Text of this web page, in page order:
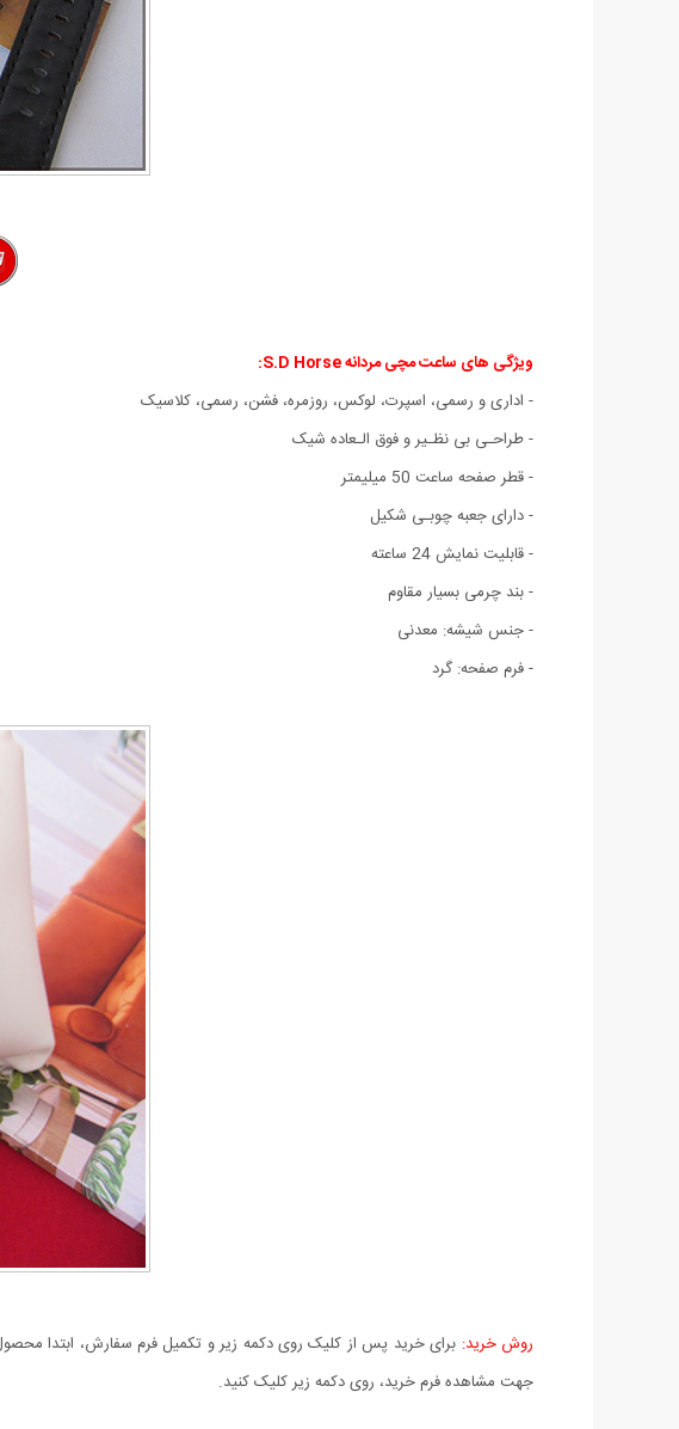
ویژگی های ساعت مچی مردانه S.D Horse:
- اداری و رسمی، اسپرت، لوکس، روزمره، فشن، رسمی، کلاسیک
- طراحـی بی نظـیر و فوق الـعاده شیک
- قطر صفحه ساعت 50 میلیمتر
- دارای جعبه چوبـی شکیل
- قابلیت نمایش 24 ساعته
- بند چرمی بسیار مقاوم
- جنس شیشه: معدنی
- فرم صفحه: گرد
روش خرید: برای خرید پس از کلیک روی دکمه زیر و تکمیل فرم سفارش، ابتدا
جهت مشاهده فرم خرید، روی دکمه زیر کلیک کنید.